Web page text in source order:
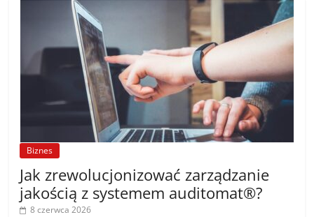
Biznes
Jak zrewolucjonizować zarządzanie
jakością z systemem auditomat®?
8 czerwca 2026